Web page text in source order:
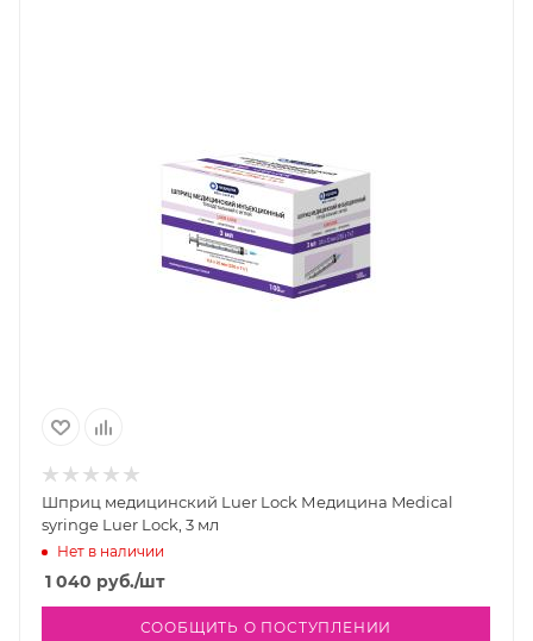
Шприц медицинский Luer Lock Медицина Medical
syringe Luer Lock, 3 мл
Нет в наличии
1 040 руб./шт
СООБЩИТЬ О ПОСТУПЛЕНИИ